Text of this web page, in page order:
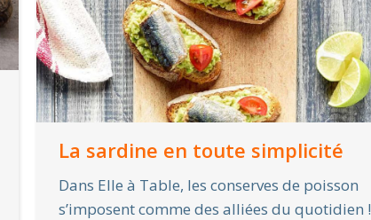
La sardine en toute simplicité
Dans Elle à Table, les conserves de poisson
s’imposent comme des alliées du quotidien !